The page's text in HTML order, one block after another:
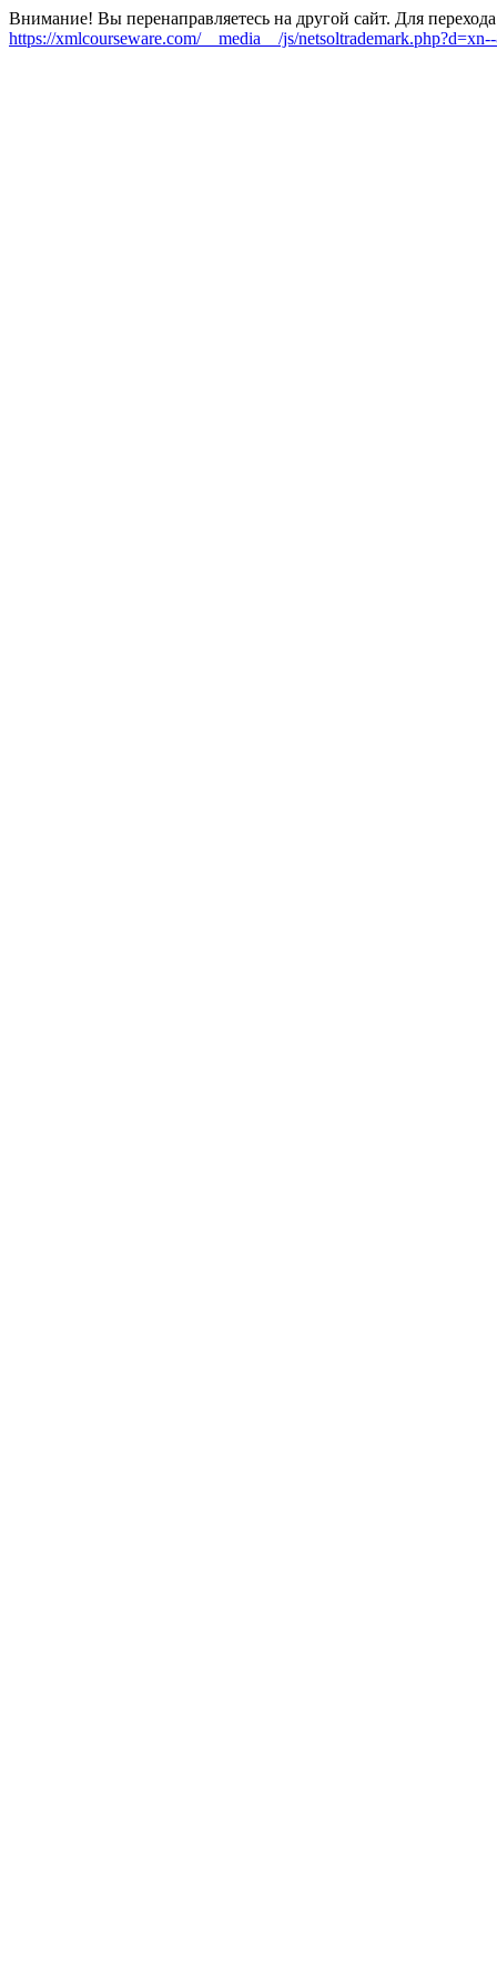
Внимание! Вы перенаправляетесь на другой сайт. Для
https://xmlcourseware.com/__media__/js/